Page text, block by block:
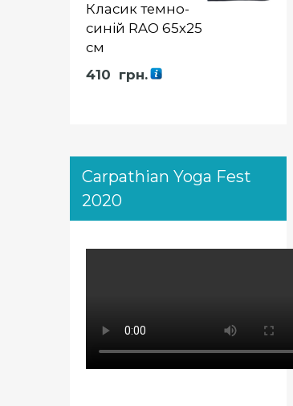
Класик темно-
синій RAO 65х25
см
410 грн.
Carpathian Yoga Fest
2020